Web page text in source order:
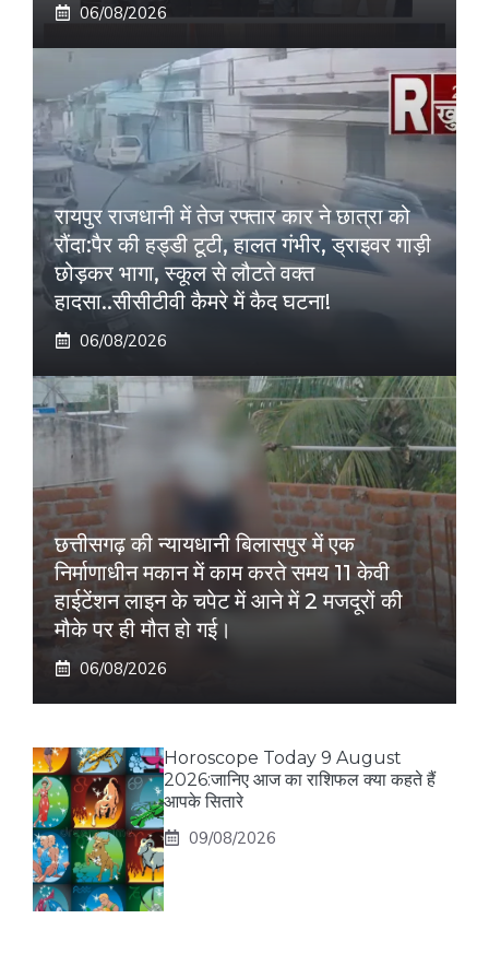
06/08/2026
रायपुर राजधानी में तेज रफ्तार कार ने छात्रा को
रौंदा:पैर की हड्डी टूटी, हालत गंभीर, ड्राइवर गाड़ी
छोड़कर भागा, स्कूल से लौटते वक्त
हादसा..सीसीटीवी कैमरे में कैद घटना!
06/08/2026
छत्तीसगढ़ की न्यायधानी बिलासपुर में एक
निर्माणाधीन मकान में काम करते समय 11 केवी
हाईटेंशन लाइन के चपेट में आने में 2 मजदूरों की
मौके पर ही मौत हो गई।
06/08/2026
Horoscope Today 9 August
2026:जानिए आज का राशिफल क्या कहते हैं
आपके सितारे
09/08/2026